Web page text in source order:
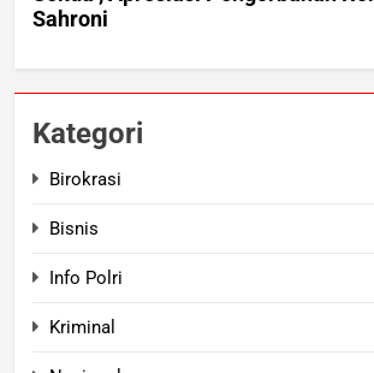
Kategori
Birokrasi
Bisnis
Info Polri
Kriminal